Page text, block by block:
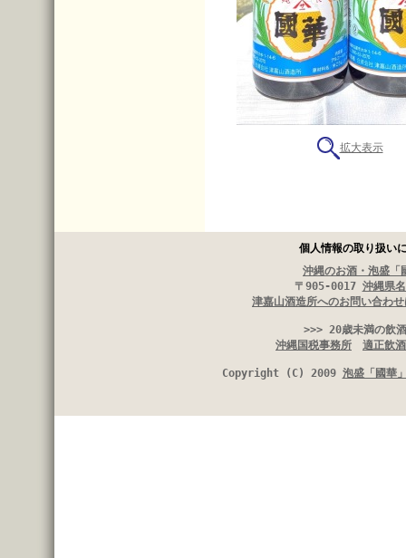
拡大表示
個人情報の取り扱い
沖縄のお酒・泡盛「
〒905-0017 沖縄県
津嘉山酒造所へのお問い合わ
>>> 20歳未満の飲
沖縄国税事務所
適正飲
Copyright (C) 2009 泡盛「國華